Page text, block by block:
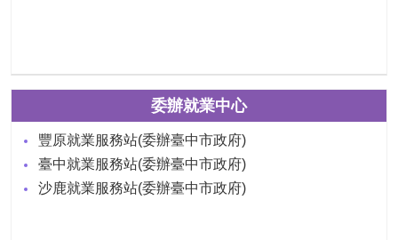
委辦就業中心
豐原就業服務站(委辦臺中市政府)
臺中就業服務站(委辦臺中市政府)
沙鹿就業服務站(委辦臺中市政府)